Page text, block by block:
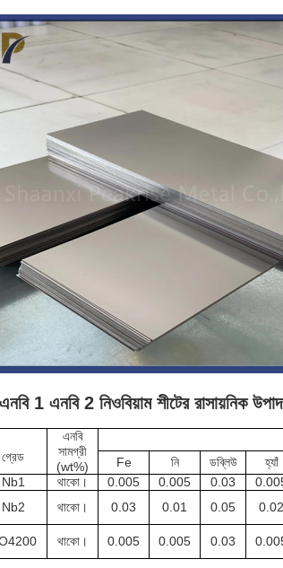
1 এনবি 2 নিওবিয়াম শীটের রাসায়নিক
গ্রেড
এনবি
সামগ্রী
(wt%)
Fe
নি ডব্লিউ হ্যাঁ
Nb1
থাকো। 0.005 0.005 0.03
Nb2
থাকো। 0.03 0.01 0.05 0.02
থাকো। 0.005 0.005 0.03